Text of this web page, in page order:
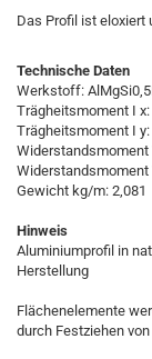
Das Profil ist eloxiert
Technische Daten
Werkstoff:
Trägheitsmoment I
Trägheitsmoment I
Widerstandsmoment
Widerstandsmoment
Gewicht kg/m: 2,081
Hinweis
Aluminiumprofil in
Herstellung
Flächenelemente
durch Festziehen